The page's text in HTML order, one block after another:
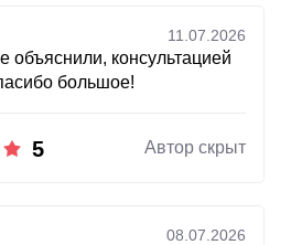
11.07.2026
объяснили, консультацией
большое!
5 Автор скрыт
08.07.2026